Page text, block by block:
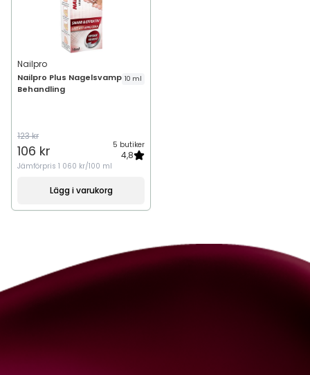
Nailpro
Nailpro Plus Nagelsvamp
Behandling
10 ml
123 kr
106 kr 5 butiker
4,8
Jämförpris 1 060 kr/100 ml
Lägg i varukorg